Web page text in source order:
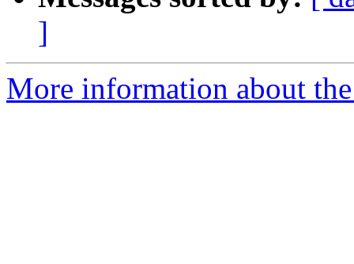
]
More information about